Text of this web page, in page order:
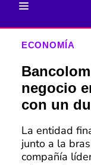
ECONOMÍA
negocio
con un
La entidad
junto a la
compañía